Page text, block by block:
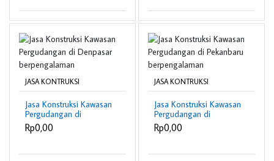
JASA KONTRUKSI
Jasa Konstruksi Kawasan
Pergudangan di
Denpasar
berpengalaman
Rp0,00
JASA KONTRUKSI
Jasa Konstruksi Kawasan
Pergudangan di
Pekanbaru
berpengalaman
Rp0,00